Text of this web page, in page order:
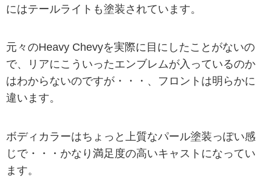
にはテールライトも塗装されています。
元々のHeavy Chevyを実際に目にしたことがないの
で、リアにこういったエンブレムが入っているのか
はわからないのですが・・・、フロントは明らかに
違います。
ボディカラーはちょっと上質なパール塗装っぽい感
じで・・・かなり満足度の高いキャストになってい
ます。